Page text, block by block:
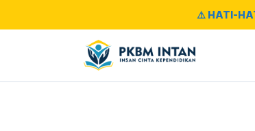
⚠️ HATI-